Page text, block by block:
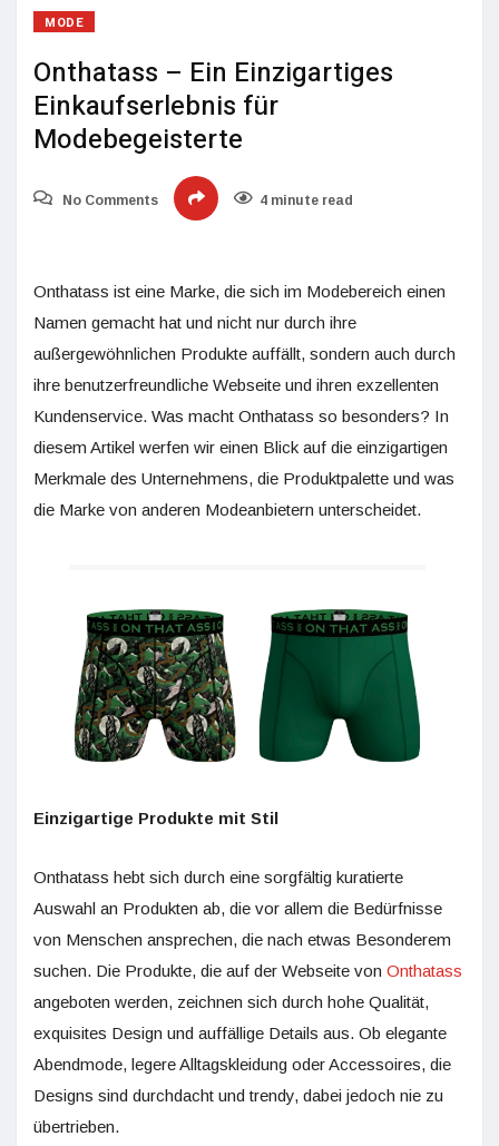
MODE
Onthatass – Ein Einzigartiges
Einkaufserlebnis für
Modebegeisterte
No Comments 4 minute read
Onthatass ist eine Marke, die sich im Modebereich einen
Namen gemacht hat und nicht nur durch ihre
außergewöhnlichen Produkte auffällt, sondern auch durch
ihre benutzerfreundliche Webseite und ihren exzellenten
Kundenservice. Was macht Onthatass so besonders? In
diesem Artikel werfen wir einen Blick auf die einzigartigen
Merkmale des Unternehmens, die Produktpalette und was
die Marke von anderen Modeanbietern unterscheidet.
Einzigartige Produkte mit Stil
Onthatass hebt sich durch eine sorgfältig kuratierte
Auswahl an Produkten ab, die vor allem die Bedürfnisse
von Menschen ansprechen, die nach etwas Besonderem
suchen. Die Produkte, die auf der Webseite von Onthatass
angeboten werden, zeichnen sich durch hohe Qualität,
exquisites Design und auffällige Details aus. Ob elegante
Abendmode, legere Alltagskleidung oder Accessoires, die
Designs sind durchdacht und trendy, dabei jedoch nie zu
übertrieben.